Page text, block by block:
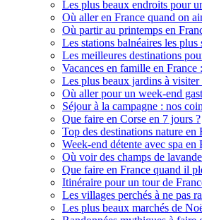
Les plus beaux endroits pour
Où aller en France quand on
Où partir au printemps en
Les stations balnéaires les
Les meilleures destinations
Vacances en famille en France
Les plus beaux jardins à visiter
Où aller pour un week-end
Séjour à la campagne : nos
Que faire en Corse en 7 jours ?
Top des destinations nature en
Week-end détente avec spa en
Où voir des champs de
Que faire en France quand il
Itinéraire pour un tour de
Les villages perchés à ne pas
Les plus beaux marchés de